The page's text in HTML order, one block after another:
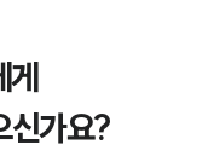
신가요?